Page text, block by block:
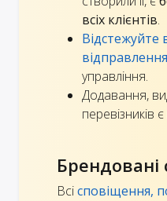
всіх клієнтів.
Відстежуйте
відправлення
управління.
Додавання,
перевізників
Брендовані
Всісповіщення,